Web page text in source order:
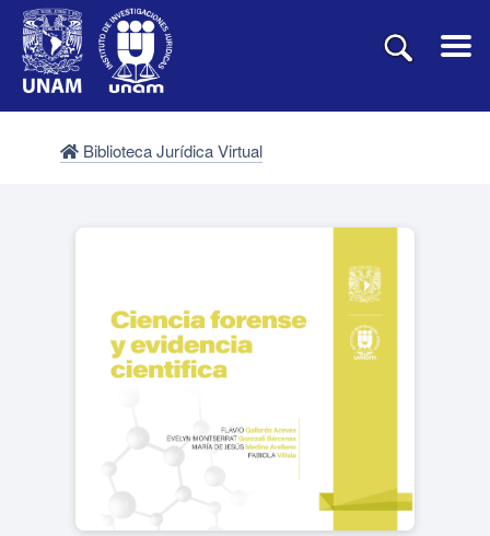
Biblioteca Jurídica Virtual